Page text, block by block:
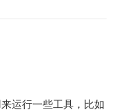
运行一些工具，比如